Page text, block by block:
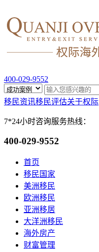
400-029-9552
移民资讯移民评估关于权际
7*24小时咨询服务热线：
400-029-9552
首页
移民国家
美洲移民
欧洲移民
亚洲移居
大洋洲移民
海外房产
财富管理